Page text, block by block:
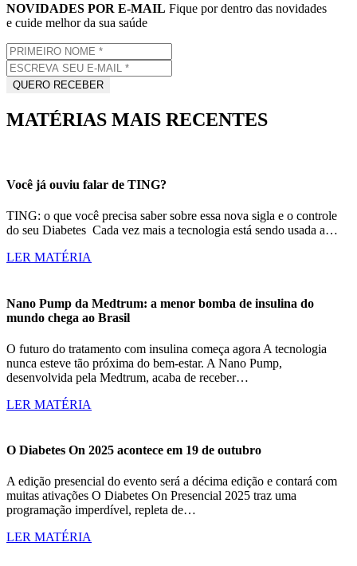
NOVIDADES POR E-MAIL Fique por dentro das novidades
e cuide melhor da sua saúde
MATÉRIAS MAIS RECENTES
Você já ouviu falar de TING?
TING: o que você precisa saber sobre essa nova sigla e o controle
do seu Diabetes Cada vez mais a tecnologia está sendo usada a…
LER MATÉRIA
Nano Pump da Medtrum: a menor bomba de insulina do
mundo chega ao Brasil
O futuro do tratamento com insulina começa agora A tecnologia
nunca esteve tão próxima do bem-estar. A Nano Pump,
desenvolvida pela Medtrum, acaba de receber…
LER MATÉRIA
O Diabetes On 2025 acontece em 19 de outubro
A edição presencial do evento será a décima edição e contará com
muitas ativações O Diabetes On Presencial 2025 traz uma
programação imperdível, repleta de…
LER MATÉRIA